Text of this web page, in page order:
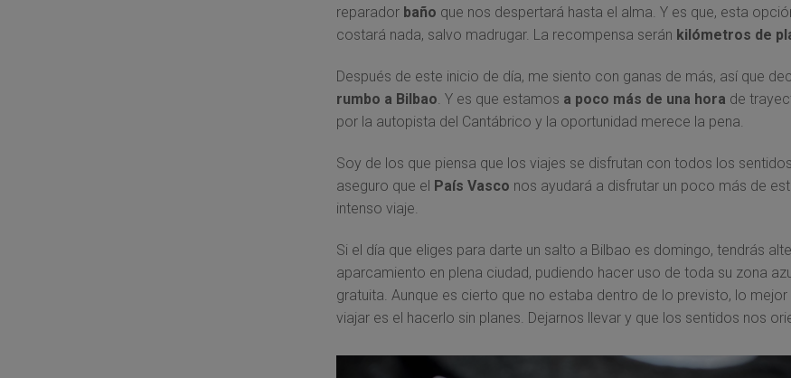
reparador baño que nos despertará hasta el alma. Y es que, esta
costará nada, salvo madrugar. La recompensa serán kilómetros de
Después de este inicio de día, me siento con ganas de más, así que
rumbo a Bilbao. Y es que estamos a poco más de una hora de
por la autopista del Cantábrico y la oportunidad merece la pena.
Soy de los que piensa que los viajes se disfrutan con todos los
aseguro que el País Vasco nos ayudará a disfrutar un poco más de
intenso viaje.
Si el día que eliges para darte un salto a Bilbao es domingo, tendrás
aparcamiento en plena ciudad, pudiendo hacer uso de toda su zona
gratuita. Aunque es cierto que no estaba dentro de lo previsto, lo mejor
viajar es el hacerlo sin planes. Dejarnos llevar y que los sentidos nos